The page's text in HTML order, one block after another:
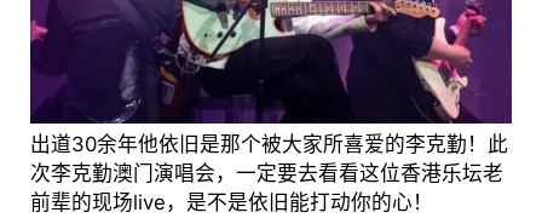
出道30余年他依旧是那个被大家所喜爱的李克勤！此
次李克勤澳门演唱会，一定要去看看这位香港乐坛老
前辈的现场live，是不是依旧能打动你的心！